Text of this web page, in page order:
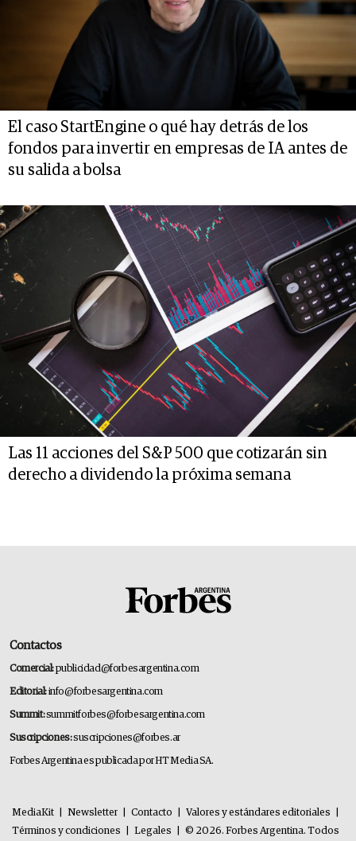
El caso StartEngine o qué hay detrás de los
fondos para invertir en empresas de IA antes de
su salida a bolsa
Las 11 acciones del S&P 500 que cotizarán sin
derecho a dividendo la próxima semana
Contactos
Comercial:publicidad@forbesargentina.com
Editorial:info@forbesargentina.com
Summit:summitforbes@forbesargentina.com
Suscripciones:suscripciones@forbes.ar
Forbes Argentina es publicada por HT Media SA.
MediaKit Newsletter Contacto Valores y estándares editoriales
Términos y condiciones
Legales © 2026. Forbes Argentina. Todos